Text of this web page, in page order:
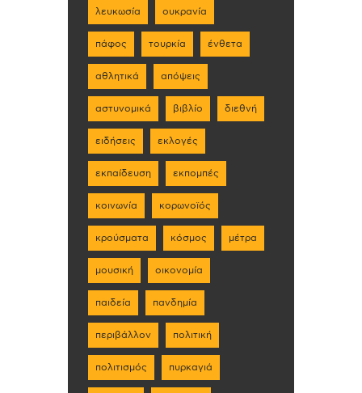
λευκωσία ουκρανία
πάφος τουρκία ένθετα
αθλητικά απόψεις
αστυνομικά βιβλίο διεθνή
ειδήσεις εκλογές
εκπαίδευση εκπομπές
κοινωνία κορωνοϊός
κρούσματα κόσμος μέτρα
μουσική οικονομία
παιδεία πανδημία
περιβάλλον πολιτική
πολιτισμός πυρκαγιά